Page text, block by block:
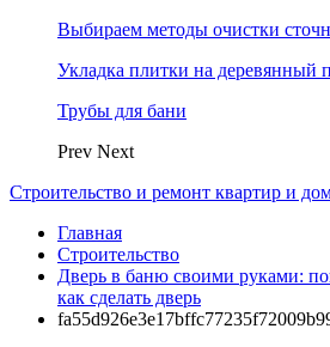
Выбираем методы очистки
Укладка плитки на деревянный
Трубы для бани
Prev Next
Строительство и ремонт квартир и
Главная
Строительство
Дверь в баню своими руками:
как сделать дверь